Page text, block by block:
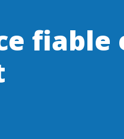
fiable